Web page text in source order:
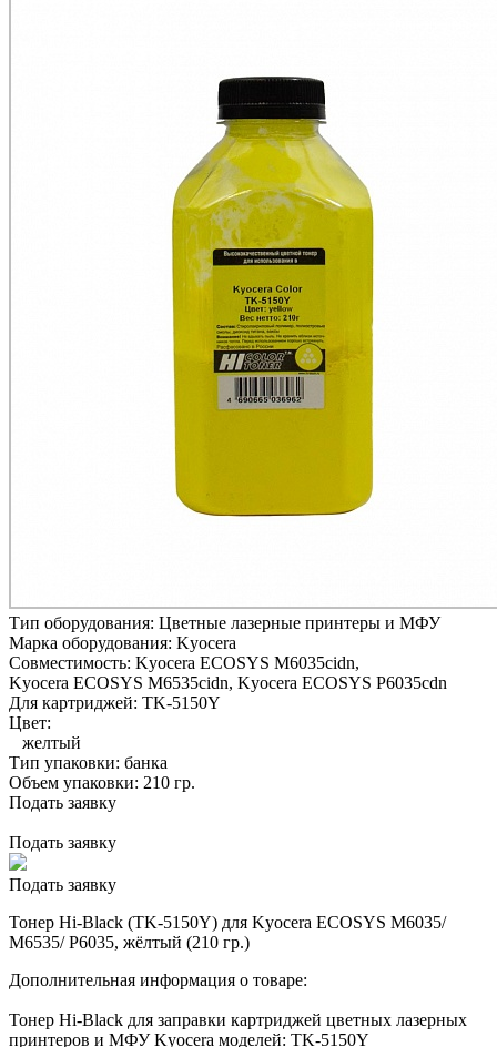
Тип оборудования: Цветные лазерные принтеры и МФУ
Марка оборудования: Kyocera
Совместимость: Kyocera ECOSYS M6035cidn,
Kyocera ECOSYS M6535cidn, Kyocera ECOSYS P6035cdn
Для картриджей: TK-5150Y
Цвет:
желтый
Тип упаковки: банка
Объем упаковки: 210 гр.
Подать заявку
Подать заявку
Подать заявку
Тонер Hi-Black (TK-5150Y) для Kyocera ECOSYS M6035/
M6535/ P6035, жёлтый (210 гр.)
Дополнительная информация о товаре:
Тонер Hi-Black для заправки картриджей цветных лазерных
принтеров и МФУ Kyocera моделей: TK-5150Y